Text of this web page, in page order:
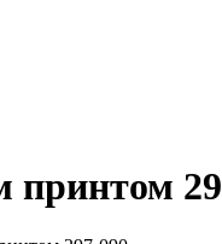
принтом